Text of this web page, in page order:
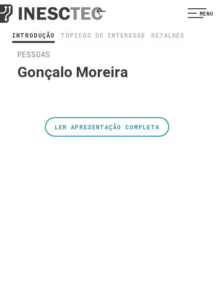
MENU
INTRODUÇÃO TÓPICOS DE INTERESSE DETALHES
PESSOAS
Gonçalo Moreira
LER APRESENTAÇÃO COMPLETA